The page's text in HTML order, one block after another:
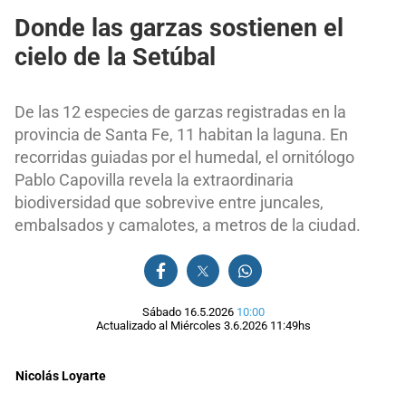
Donde las garzas sostienen el
cielo de la Setúbal
De las 12 especies de garzas registradas en la
provincia de Santa Fe, 11 habitan la laguna. En
recorridas guiadas por el humedal, el ornitólogo
Pablo Capovilla revela la extraordinaria
biodiversidad que sobrevive entre juncales,
embalsados y camalotes, a metros de la ciudad.
Sábado 16.5.2026 10:00
Actualizado al Miércoles 3.6.2026 11:49hs
Nicolás Loyarte